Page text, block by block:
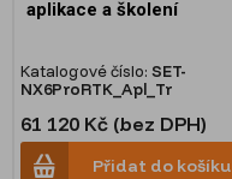
aplikace a školení
Katalogové číslo: SET-
NX6ProRTK_Apl_Tr
61 120 Kč (bez DPH)
Přidat do košíku